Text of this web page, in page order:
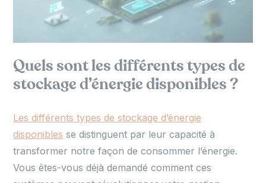
Quels sont les différents types de
stockage d’énergie disponibles ?
Les différents types de stockage d’énergie
disponibles se distinguent par leur capacité à
transformer notre façon de consommer l’énergie.
Vous êtes-vous déjà demandé comment ces